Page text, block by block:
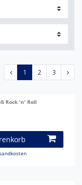
1 2 3
Rock 'n' Roll